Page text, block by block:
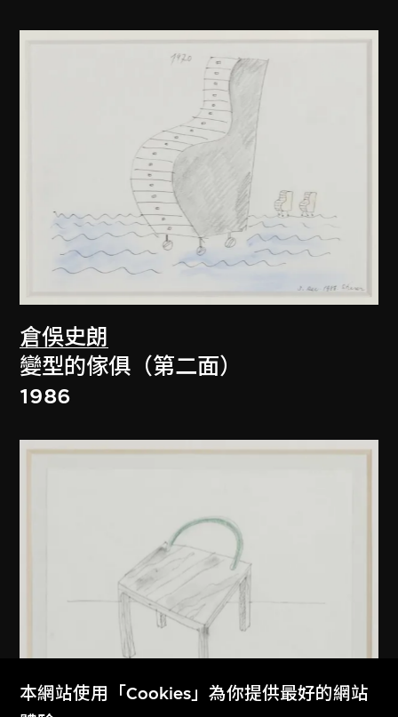
倉俁史朗
變型的傢俱（第二面）
1986
本網站使用「Cookies」為你提供最好的網站